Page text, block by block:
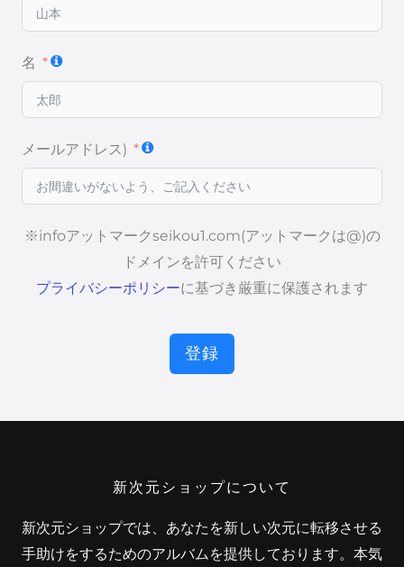
名
メールアドレス)
※infoアットマークseikou1.com(アットマークは@)の
ドメインを許可ください
プライバシーポリシーに基づき厳重に保護されます
登録
新次元ショップについて
新次元ショップでは、あなたを新しい次元に転移させる
手助けをするためのアルバムを提供しております。本気